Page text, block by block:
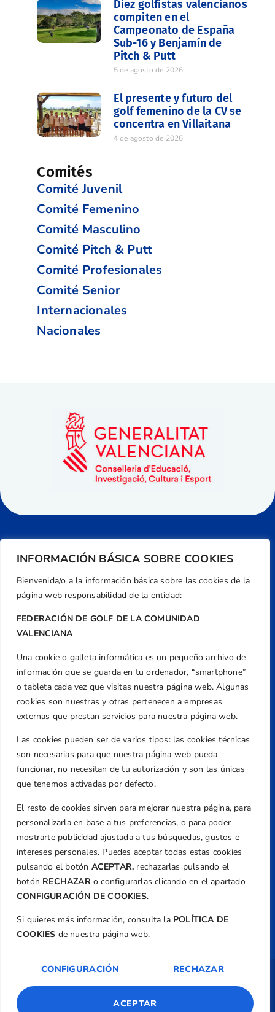
INFORMACIÓN BÁSICA SOBRE COOKIES
Bienvenida/o a la información básica sobre las cookies de la
página web responsabilidad de la entidad:
FEDERACIÓN DE GOLF DE LA COMUNIDAD
VALENCIANA
Una cookie o galleta informática es un pequeño archivo de
información que se guarda en tu ordenador, “smartphone”
o tableta cada vez que visitas nuestra página web. Algunas
cookies son nuestras y otras pertenecen a empresas
externas que prestan servicios para nuestra página web.
Las cookies pueden ser de varios tipos: las cookies técnicas
son necesarias para que nuestra página web pueda
funcionar, no necesitan de tu autorización y son las únicas
que tenemos activadas por defecto.
El resto de cookies sirven para mejorar nuestra página, para
personalizarla en base a tus preferencias, o para poder
mostrarte publicidad ajustada a tus búsquedas, gustos e
intereses personales. Puedes aceptar todas estas cookies
pulsando el botón ACEPTAR, rechazarlas pulsando el
botón RECHAZARo configurarlas clicando en el apartado
CONFIGURACIÓN DE COOKIES.
Si quieres más información, consulta la POLÍTICA DE
COOKIES de nuestra página web.
CONFIGURACIÓN RECHAZAR
ACEPTAR
Diez golfistas valencianos
compiten en el
Campeonato de España
Sub-16 y Benjamín de
Pitch & Putt
5 de agosto de 2026
El presente y futuro del
golf femenino de la CV se
concentra en Villaitana
4 de agosto de 2026
Comités
Comité Juvenil
Comité Femenino
Comité Masculino
Comité Pitch & Putt
Comité Profesionales
Comité Senior
Internacionales
Nacionales
Dirección
Centre de L´Esport, Carrer d'Isaac Peral i
Caballero, Nº 5, Despachos 2 y 3, 46980,
Valencia
Teléfono
+34 961 367 799
Email
federacion@golfcv.com
Aviso Legal
Política de Privacidad
Transparencia
Normativa
Federación
TecnoQuatre